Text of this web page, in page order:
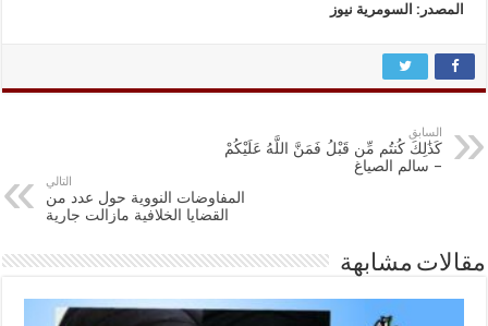
المصدر: السومرية نيوز
السابق
كَذَٰلِكَ كُنتُم مِّن قَبْلُ فَمَنَّ اللَّهُ عَلَيْكُمْ
– سالم الصياغ
التالي
المفاوضات النووية حول عدد من
القضايا الخلافية مازالت جارية
مقالات مشابهة